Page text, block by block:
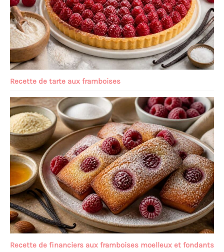
Recette de tarte aux framboises
Recette de financiers aux framboises moelleux et fondants